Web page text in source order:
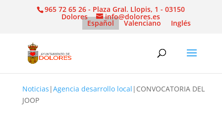
965 72 65 26 - Plaza Gral. Llopis, 1 - 03150
Dolores info@dolores.es
Español Valenciano Inglés
Noticias |Agencia desarrollo local | CONVOCATORIA DEL
JOOP